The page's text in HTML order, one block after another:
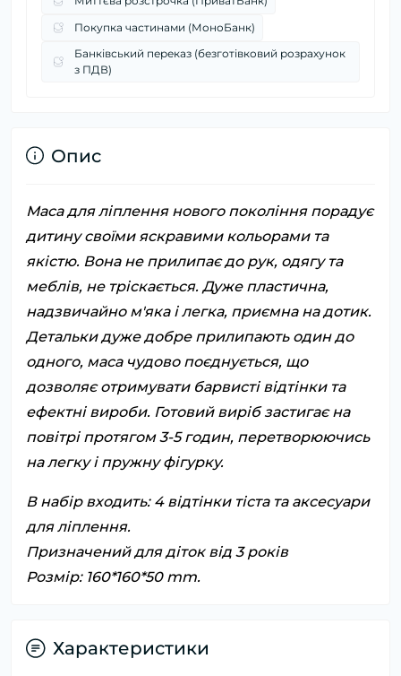
Покупка частинами (МоноБанк)
Банківський переказ (безготівковий розрахунок
з ПДВ)
Опис
Маса для ліплення нового покоління порадує
дитину своїми яскравими кольорами та
якістю. Вона не прилипає до рук, одягу та
меблів, не тріскається. Дуже пластична,
надзвичайно м'яка і легка, приємна на дотик.
Детальки дуже добре прилипають один до
одного, маса чудово поєднується, що
дозволяє отримувати барвисті відтінки та
ефектні вироби. Готовий виріб застигає на
повітрі протягом 3-5 годин, перетворюючись
на легку і пружну фігурку.
В набір входить: 4 відтінки тіста та аксесуари
для ліплення.
Призначений для діток від 3 років
Розмір: 160*160*50 mm.
Характеристики